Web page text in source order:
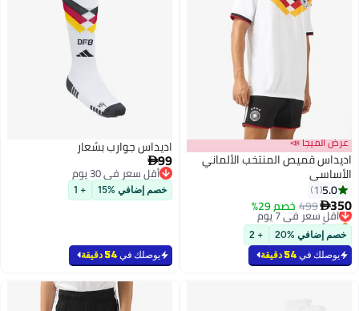
عرض الميجا 📣
اديداس قميص المنتخب الألماني
الأساسي
5.0
1
350
499خصم 29%
أقل سعر في 7 يوم
بتخلّص بسرعة
أقل سعر في 7 يوم
خصم إضافي %20 + 2
يوصلك في 54 دقيقة
اديداس جوارب بشعار
99
أقل سعر في 30 يوم
أقل سعر في 30 يوم
خصم إضافي %15 + 1
يوصلك في 54 دقيقة